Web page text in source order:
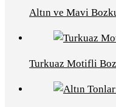
Altın ve Mavi
Turkuaz Motifli